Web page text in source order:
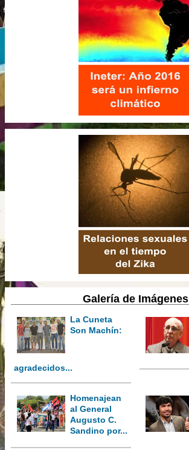
Galería de Imágenes
La Cuneta
Son Machín:
agradecidos...
Homenajean
al General
Augusto C.
Sandino por...